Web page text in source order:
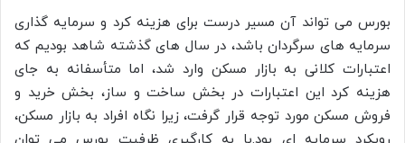
بورس می تواند آن مسیر درست برای هزینه کرد و سرمایه گذاری
سرمایه های سرگردان باشد، در سال های گذشته شاهد بودیم که
اعتبارات کلانی به بازار مسکن وارد شد، اما متأسفانه به جای
هزینه کرد این اعتبارات در بخش ساخت و ساز، بخش خرید و
فروش مسکن مورد توجه قرار گرفت، زیرا نگاه افراد به بازار مسکن،